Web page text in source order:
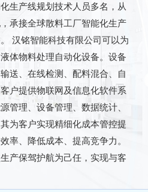
生产线规划技术人员多名，从
承接全球散料工厂智能化生产
汉铭智能科技有限公司可以为
体物料处理自动化设备。设备
送、在线检测、配料混合、自
户提供物联网及信息化软件系
管理、设备管理、数据统计、
为客户实现精细化成本管控提
率、降低成本、提高竞争力。
产保驾护航为己任，实现与客